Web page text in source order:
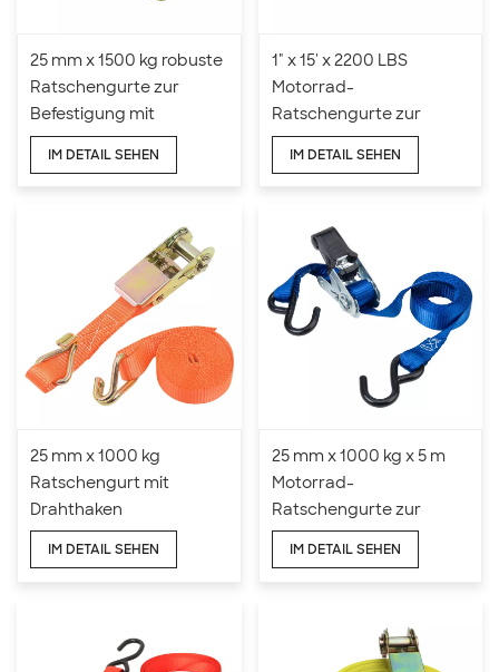
25 mm x 1500 kg robuste
Ratschengurte zur
Befestigung mit
Drahthaken
IM DETAIL SEHEN
1" x 15' x 2200 LBS
Motorrad-
Ratschengurte zur
Befestigung
IM DETAIL SEHEN
25 mm x 1000 kg
Ratschengurt mit
Drahthaken
IM DETAIL SEHEN
25 mm x 1000 kg x 5 m
Motorrad-
Ratschengurte zur
Befestigung
IM DETAIL SEHEN